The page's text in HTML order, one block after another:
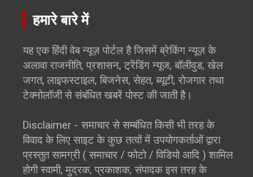
हमारे बारे में
यह एक हिंदी वेब न्यूज़ पोर्टल है जिसमें ब्रेकिंग न्यूज़ के
अलावा राजनीति, प्रशासन, ट्रेंडिंग न्यूज, बॉलीवुड, खेल
जगत, लाइफस्टाइल, बिजनेस, सेहत, ब्यूटी, रोजगार तथा
टेक्नोलॉजी से संबंधित खबरें पोस्ट की जाती है।
Disclaimer - समाचार से सम्बंधित किसी भी तरह के
विवाद के लिए साइट के कुछ तत्वों में उपयोगकर्ताओं द्वारा
प्रस्तुत सामग्री ( समाचार / फोटो / विडियो आदि ) शामिल
होगी स्वामी, मुद्रक, प्रकाशक, संपादक इस तरह के